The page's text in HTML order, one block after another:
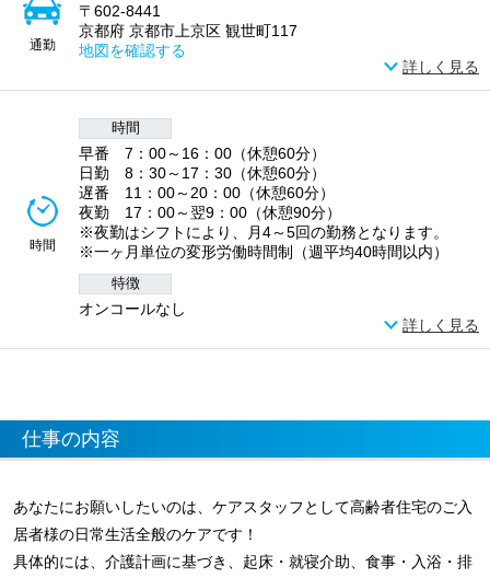
通勤
〒602-8441
京都府 京都市上京区 観世町117
地図を確認する
詳しく見る
時間
時間
早番 7：00～16：00（休憩60分）
日勤 8：30～17：30（休憩60分）
遅番 11：00～20：00（休憩60分）
夜勤 17：00～翌9：00（休憩90分）
※夜勤はシフトにより、月4～5回の勤務となります。
※一ヶ月単位の変形労働時間制（週平均40時間以内）
特徴
オンコールなし
詳しく見る
仕事の内容
あなたにお願いしたいのは、ケアスタッフとして高齢者住宅のご入
居者様の日常生活全般のケアです！
具体的には、介護計画に基づき、起床・就寝介助、食事・入浴・排